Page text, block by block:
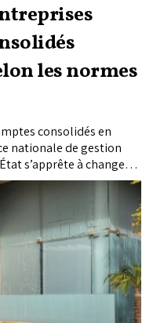
les normes
consolidés en
nationale de gestion
s’apprête à changer
un chantier
pour déployer une
la consolidation
et établissements
Financial Reporting
se joue bien plus
un nouveau
financière que le
public face aux